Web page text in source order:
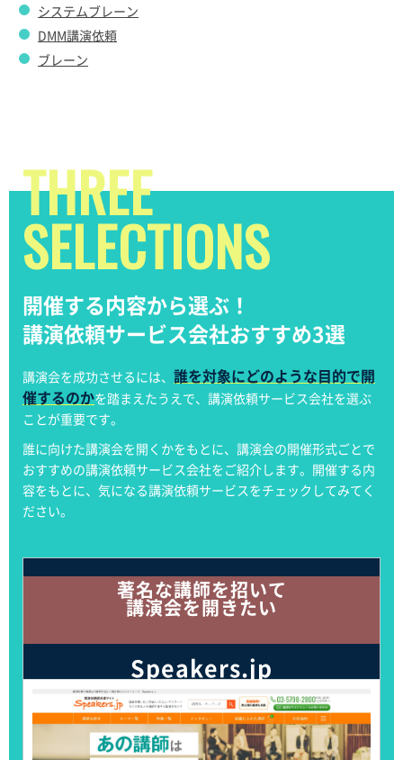
システムブレーン
DMM講演依頼
ブレーン
THREE
SELECTIONS
開催する内容から選ぶ！
講演依頼サービス会社おすすめ3選
講演会を成功させるには、 誰を対象にどのような目的で開
催するのかを踏まえたうえで、講演依頼サービス会社を選ぶ
ことが重要です。
誰に向けた講演会を開くかをもとに、講演会の開催形式ごとで
おすすめの講演依頼サービス会社をご紹介します。開催する内
容をもとに、気になる講演依頼サービスをチェックしてみてく
ださい。
著名な講師を招いて
講演会を開きたい
Speakers.jp